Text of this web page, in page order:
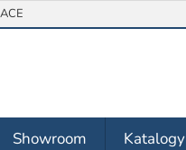
/ VRÁCENÍ ZBOŽÍ
Showroom Katalogy